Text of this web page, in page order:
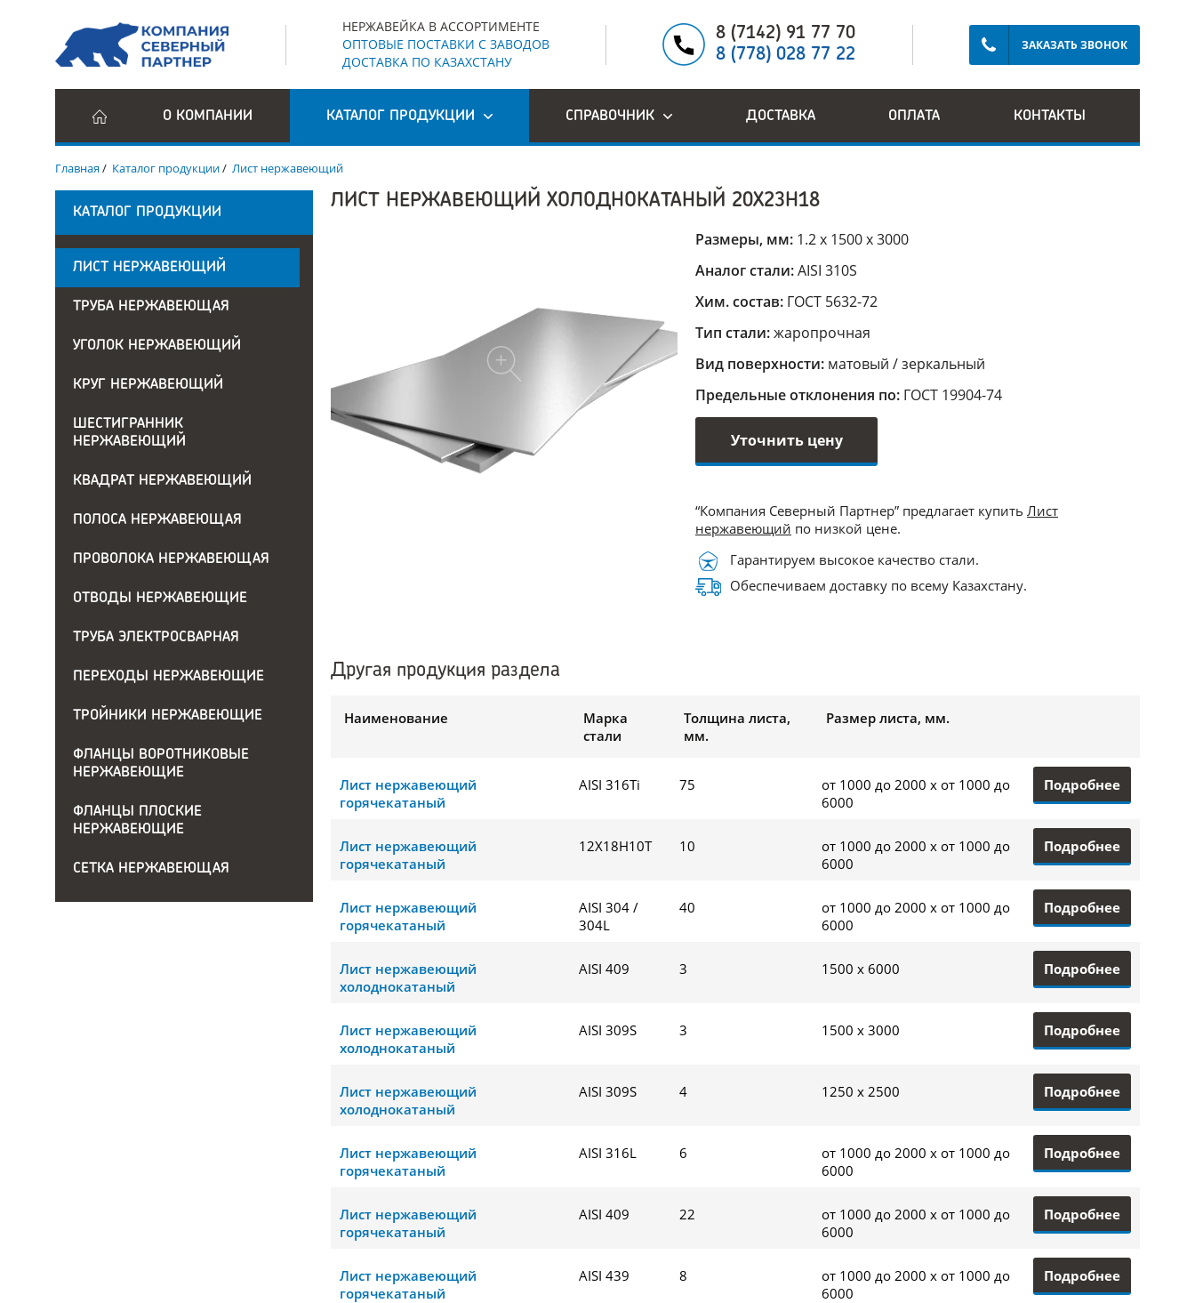
НЕРЖАВЕЙКА В АССОРТИМЕНТЕ
ОПТОВЫЕ ПОСТАВКИ С ЗАВОДОВ
ДОСТАВКА ПО КАЗАХСТАНУ
8 (7142) 91 77 70
8 (778) 028 77 22
ЗАКАЗАТЬ ЗВОНОК
О КОМПАНИИ КАТАЛОГ ПРОДУКЦИИ СПРАВОЧНИК ДОСТАВКА ОПЛАТА КОНТАКТЫ
Главная/ Каталог продукции/ Лист нержавеющий
КАТАЛОГ ПРОДУКЦИИ
ЛИСТ НЕРЖАВЕЮЩИЙ
ТРУБА НЕРЖАВЕЮЩАЯ
УГОЛОК НЕРЖАВЕЮЩИЙ
КРУГ НЕРЖАВЕЮЩИЙ
ШЕСТИГРАННИК
НЕРЖАВЕЮЩИЙ
КВАДРАТ НЕРЖАВЕЮЩИЙ
ПОЛОСА НЕРЖАВЕЮЩАЯ
ПРОВОЛОКА НЕРЖАВЕЮЩАЯ
ОТВОДЫ НЕРЖАВЕЮЩИЕ
ТРУБА ЭЛЕКТРОСВАРНАЯ
ПЕРЕХОДЫ НЕРЖАВЕЮЩИЕ
ТРОЙНИКИ НЕРЖАВЕЮЩИЕ
ФЛАНЦЫ ВОРОТНИКОВЫЕ
НЕРЖАВЕЮЩИЕ
ФЛАНЦЫ ПЛОСКИЕ
НЕРЖАВЕЮЩИЕ
СЕТКА НЕРЖАВЕЮЩАЯ
ЛИСТ НЕРЖАВЕЮЩИЙ ХОЛОДНОКАТАНЫЙ 20Х23Н18
Размеры, мм: 1.2 х 1500 х 3000
Аналог стали:AISI 310S
Хим. состав: ГОСТ 5632-72
Тип стали:жаропрочная
Вид поверхности: матовый / зеркальный
Предельные отклонения по: ГОСТ 19904-74
Уточнить цену
“Компания Северный Партнер” предлагает купить Лист
нержавеющий по низкой цене.
Гарантируем высокое качество стали.
Обеспечиваем доставку по всему Казахстану.
Другая продукция раздела
Наименование
Марка
стали
Толщина листа,
мм.
Размер листа, мм.
Лист нержавеющий
горячекатаный
AISI 316Ti 75
от 1000 до 2000 x от 1000 до
6000
Подробнее
Лист нержавеющий
горячекатаный
12Х18Н10Т 10
от 1000 до 2000 x от 1000 до
6000
Подробнее
Лист нержавеющий
горячекатаный
AISI 304 /
304L
40
от 1000 до 2000 x от 1000 до
6000
Подробнее
Лист нержавеющий
холоднокатаный
AISI 409 3 1500 x 6000 Подробнее
Лист нержавеющий
холоднокатаный
AISI 309S 3 1500 x 3000 Подробнее
Лист нержавеющий
холоднокатаный
AISI 309S 4 1250 x 2500 Подробнее
Лист нержавеющий
горячекатаный
AISI 316L 6
от 1000 до 2000 x от 1000 до
6000
Подробнее
Лист нержавеющий
горячекатаный
AISI 409 22
от 1000 до 2000 x от 1000 до
6000
Подробнее
Лист нержавеющий
горячекатаный
AISI 439 8
от 1000 до 2000 x от 1000 до
6000
Подробнее